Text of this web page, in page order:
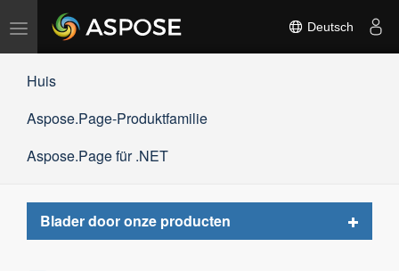
Navigation
umschalten
Deutsch
Huis
Aspose.Page-Produktfamilie
Aspose.Page für .NET
Blader door onze producten
Toggle